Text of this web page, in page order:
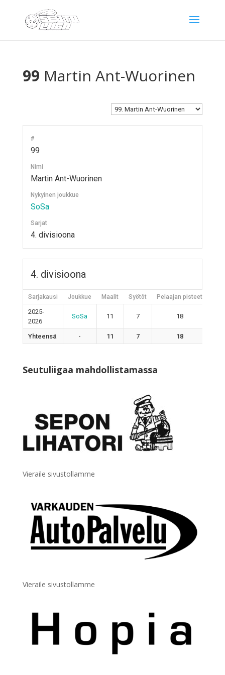
99 Martin Ant-Wuorinen
#
99
Nimi
Martin Ant-Wuorinen
Nykyinen joukkue
SoSa
Sarjat
4. divisioona
4. divisioona
Sarjakausi Joukkue Maalit Syötöt Pelaajan pisteet
2025-
2026
SoSa 11 7 18
Yhteensä - 11 7 18
Seutuliigaa mahdollistamassa
Vieraile sivustollamme
Vieraile sivustollamme